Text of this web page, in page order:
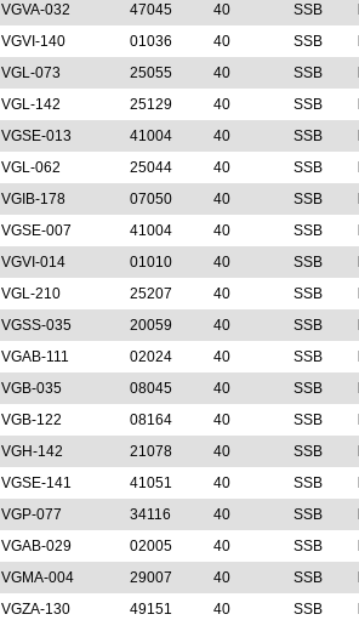
VGVA-032 47045 40 SSB
VGVI-140 01036 40 SSB
VGL-073 25055 40 SSB
VGL-142 25129 40 SSB
VGSE-013 41004 40 SSB
VGL-062 25044 40 SSB
VGIB-178 07050 40 SSB
VGSE-007 41004 40 SSB
VGVI-014 01010 40 SSB
VGL-210 25207 40 SSB
VGSS-035 20059 40 SSB
VGAB-111 02024 40 SSB
VGB-035 08045 40 SSB
VGB-122 08164 40 SSB
VGH-142 21078 40 SSB
VGSE-141 41051 40 SSB
VGP-077 34116 40 SSB
VGAB-029 02005 40 SSB
VGMA-004 29007 40 SSB
VGZA-130 49151 40 SSB